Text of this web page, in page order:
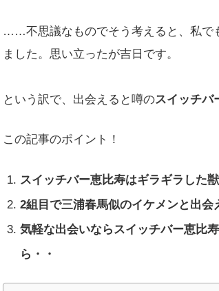
……不思議なものでそう考えると、私で
ました。思い立ったが吉日です。
という訳で、出会えると噂のスイッチバ
この記事のポイント！
スイッチバー恵比寿はギラギラした
2組目で三浦春馬似のイケメンと出会
気軽な出会いならスイッチバー恵比
ら・・